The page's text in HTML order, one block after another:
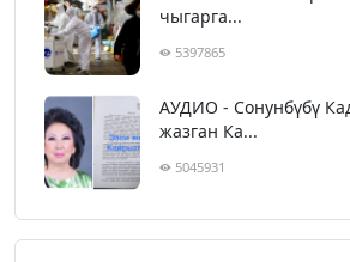
чыгарга...
5397865
АУДИО - Сонунбүбү
жазган Ка...
5045931